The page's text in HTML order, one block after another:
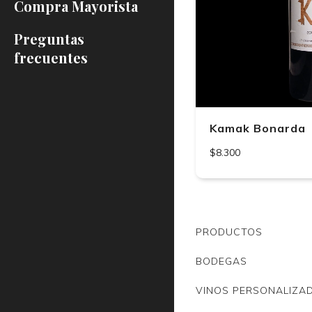
Compra Mayorista
Preguntas
frecuentes
Kamak Bonarda
$8.300
PRODUCTOS
BODEGAS
VINOS